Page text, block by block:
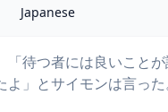
Japanese
「待つ者には良いこと
」とサイモンは言っ